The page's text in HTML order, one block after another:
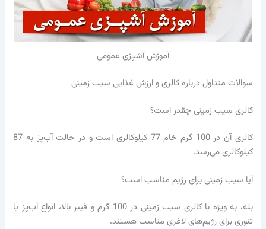
آموزش آشپزی عمومی
سوالات متداول درباره کالری و ارزش غذایی سیب زمینی
کالری سیب زمینی چقدر است؟
کالری آن در 100 گرم خام 77 کیلوکالری است و در حالت آب‌پز به 87
کیلوکالری می‌رسد.
آیا سیب زمینی برای رژیم مناسب است؟
بله، به ویژه با کالری سیب زمینی در 100 گرم و فیبر بالا، انواع آب‌پز یا
تنوری برای رژیم‌های لاغری مناسب هستند.